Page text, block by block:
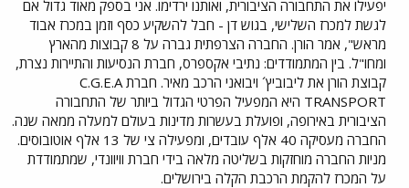
יפעילו את התחבורה הציבורית, ואותנו ירדימו. אני בספק מאוד גדול אם
לגשת למכרז השלישי, בגוש דן - חבל להשקיע כסף וזמן במכרז אבוד
מראש", אמר הורן. החברה הצרפתית גברה על 8 קבוצות מהארץ
ומחו"ל. בין המתמודדים: נתיבי אקספרס, חברת הנסיעות והתיירות נצרת,
קבוצת הורן את ליבוביץ´ ויבואני הרכב מאיר. חברת C.G.E.A
TRANSPORT היא המפעיל הפרטי הגדול ביותר של התחבורה
הציבורית באירופה, ופועלת בעשרות מדינות בעולם למעלה ממאה שנה.
החברה מעסיקה 40 אלף עובדים, ומפעילה צי של 13 אלף אוטובוסים.
מניות החברה מוחזקות בשליטה מלאה בידי חברת וויוונדי, שמתמודדת
על המכרז להקמת הרכבת הקלה בירושלים.